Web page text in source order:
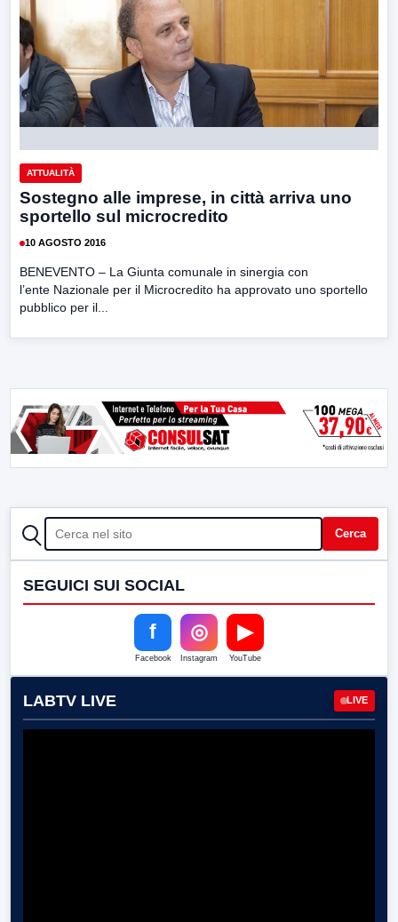
ATTUALITÀ
Sostegno alle imprese, in città arriva uno
sportello sul microcredito
10 AGOSTO 2016
BENEVENTO – La Giunta comunale in sinergia con
l’ente Nazionale per il Microcredito ha approvato uno sportello
pubblico per il...
CERCA Cerca
SEGUICI SUI SOCIAL
f
Facebook
◎
Instagram
▶
YouTube
LABTV LIVE LIVE